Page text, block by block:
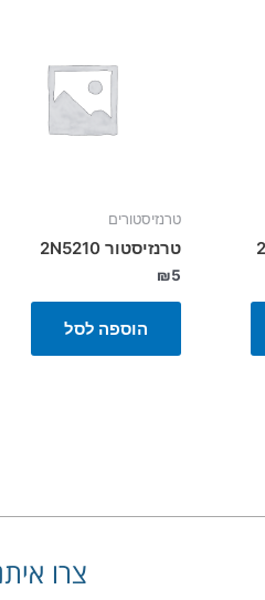
טרנזיסטורים
טרנזיסטור 2N5210
₪5
הוספה לסל
צרו